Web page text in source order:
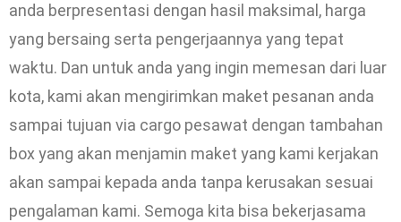
anda berpresentasi dengan hasil maksimal, harga
yang bersaing serta pengerjaannya yang tepat
waktu. Dan untuk anda yang ingin memesan dari luar
kota, kami akan mengirimkan maket pesanan anda
sampai tujuan via cargo pesawat dengan tambahan
box yang akan menjamin maket yang kami kerjakan
akan sampai kepada anda tanpa kerusakan sesuai
pengalaman kami. Semoga kita bisa bekerjasama